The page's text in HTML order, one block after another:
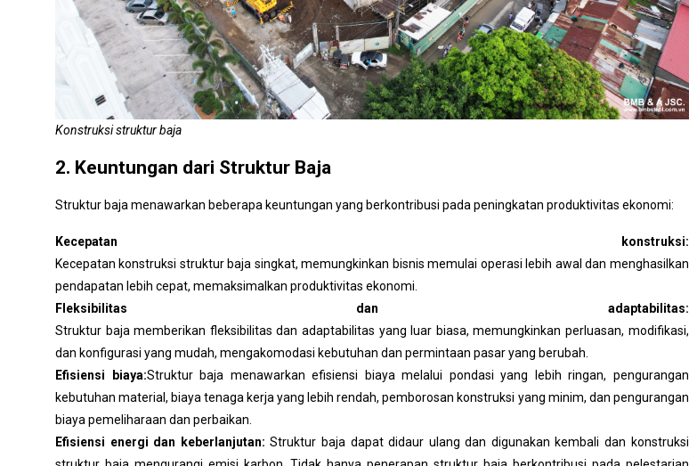
Konstruksi struktur baja
2. Keuntungan dari Struktur Baja
Struktur baja menawarkan beberapa keuntungan yang berkontribusi pada peningkatan produktivitas ekonomi:
Kecepatan konstruksi:
Kecepatan konstruksi struktur baja singkat, memungkinkan bisnis memulai operasi lebih awal dan menghasilkan
pendapatan lebih cepat, memaksimalkan produktivitas ekonomi.
Fleksibilitas dan adaptabilitas:
Struktur baja memberikan fleksibilitas dan adaptabilitas yang luar biasa, memungkinkan perluasan, modifikasi,
dan konfigurasi yang mudah, mengakomodasi kebutuhan dan permintaan pasar yang berubah.
Efisiensi biaya:Struktur baja menawarkan efisiensi biaya melalui pondasi yang lebih ringan, pengurangan
kebutuhan material, biaya tenaga kerja yang lebih rendah, pemborosan konstruksi yang minim, dan pengurangan
biaya pemeliharaan dan perbaikan.
Efisiensi energi dan keberlanjutan: Struktur baja dapat didaur ulang dan digunakan kembali dan konstruksi